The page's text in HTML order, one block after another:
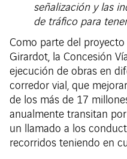
señalización y las
de tráfico para
Como parte del
Girardot, la Concesión
ejecución de obras en
corredor vial, que
de los más de 17
anualmente transitan
un llamado a los
recorridos teniendo en